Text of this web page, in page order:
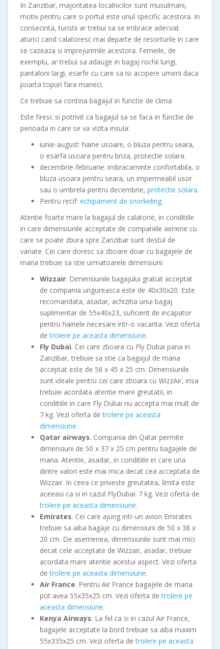
In Zanzibar, majoritatea localnicilor sunt musulmani,
motiv pentru care si portul este unul specific acestora. In
consecinta, turistii ar trebui sa se imbrace adecvat
atunci cand calatoresc mai departe de resorturile in care
se cazeaza si imprejurimile acestora. Femeile, de
exemplu, ar trebui sa adauge in bagaj rochii lungi,
pantaloni largi, esarfe cu care sa isi acopere umerii daca
poarta topuri fara maneci.
Ce trebuie sa contina bagajul in functie de clima
Este firesc si potrivit ca bagajul sa se faca in functie de
perioada in care se va vizita insula:
iunie-august: haine usoare, o bluza pentru seara,
o esarfa usoara pentru briza, protectie solara.
decembrie-februarie: imbracaminte confortabila, o
bluza usoara pentru seara, un impermeabil usor
sau o umbrela pentru decembrie, protectie solara.
Pentru recif: echipament de snorkeling.
Atentie foarte mare la bagajul de calatorie, in conditiile
in care dimensiunile acceptate de companiile aeriene cu
care se poate zbura spre Zanzibar sunt destul de
variate. Cei care doresc sa zboare doar cu bagajele de
mana trebuie sa stie urmatoarele dimensiuni:
Wizzair. Dimensiunile bagajului gratuit acceptat
de compania ungureasca este de 40x30x20. Este
recomandata, asadar, achizitia unui bagaj
suplimentar de 55x40x23, suficient de incapator
pentru hainele necesare intr-o vacanta. Vezi oferta
detrolere pe aceasta dimensiune.
Fly Dubai. Cei care zboara cu Fly Dubai pana in
Zanzibar, trebuie sa stie ca bagajul de mana
acceptat este de 56 x 45 x 25 cm. Dimensiunile
sunt ideale pentru cei care zboara cu WizzAir, insa
trebuie acordata atentie mare greutatii, in
conditiile in care Fly Dubai nu accepta mai mult de
7 kg. Vezi oferta detrolere pe aceasta
dimensiune.
Qatar airways. Compania din Qatar permite
dimensiuni de 50 x 37 x 25 cm pentru bagajele de
mana. Atentie, asadar, in conditiile in care una
dintre valori este mai mica decat cea acceptata de
Wizzair. In ceea ce priveste greutatea, limita este
aceeasi ca si in cazul FlyDubai: 7 kg. Vezi oferta de
trolere pe aceasta dimensiune.
Emirates. Cei care ajung intr-un avion Emirates
trebuie sa aiba bagaje cu dimensiuni de 50 x 38 x
20 cm. De asemenea, dimensiunile sunt mai mici
decat cele acceptate de Wizzair, asadar, trebuie
acordata mare atentie acestui aspect. Vezi oferta
detrolere pe aceasta dimensiune.
Air France. Pentru Air France bagajele de mana
pot avea 55x35x25 cm. Vezi oferta detrolere pe
aceasta dimensiune.
Kenya Airways. La fel ca si in cazul Air France,
bagajele acceptate la bord trebuie sa aiba maxim
55x335x25 cm. Vezi oferta detrolere pe aceasta